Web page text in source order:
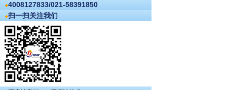
4008127833/021-58391850
扫一扫关注我们